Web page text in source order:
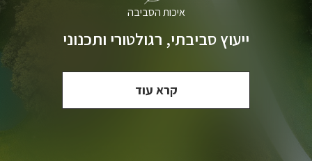
איכות הסביבה
ייעוץ סביבתי, רגולטורי ותכנוני
קרא עוד